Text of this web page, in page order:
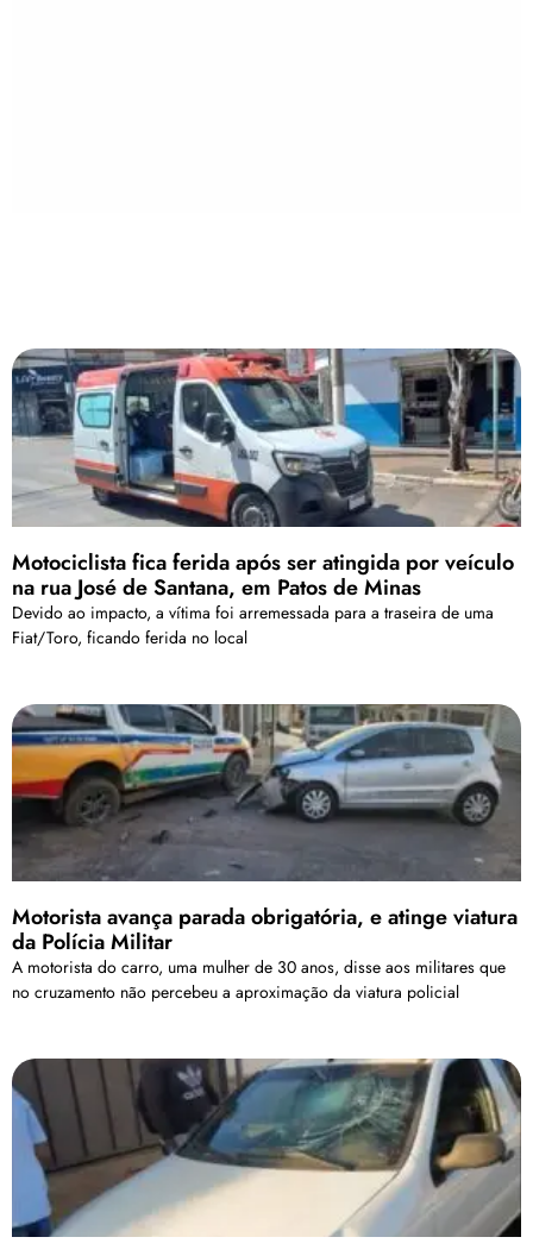
Motociclista fica ferida após ser atingida por veículo
na rua José de Santana, em Patos de Minas
Devido ao impacto, a vítima foi arremessada para a traseira de uma
Fiat/Toro, ficando ferida no local
Motorista avança parada obrigatória, e atinge viatura
da Polícia Militar
A motorista do carro, uma mulher de 30 anos, disse aos militares que
no cruzamento não percebeu a aproximação da viatura policial